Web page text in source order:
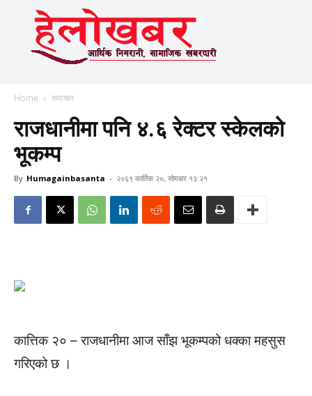
Home समाचार
राजधानीमा पनि ४.६ रेक्टर स्केलको
भूकम्प
By Humagainbasanta - २०६९ कार्तिक २०, सोमबार १३:२१
कात्तिक २० – राजधानीमा आज साँझ भूकम्पको धक्का महसुस
गरिएको छ ।